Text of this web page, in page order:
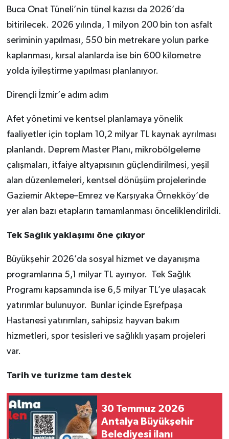
Buca Onat Tüneli’nin tünel kazısı da 2026’da
bitirilecek. 2026 yılında, 1 milyon 200 bin ton asfalt
seriminin yapılması, 550 bin metrekare yolun parke
kaplanması, kırsal alanlarda ise bin 600 kilometre
yolda iyileştirme yapılması planlanıyor.
Dirençli İzmir’e adım adım
Afet yönetimi ve kentsel planlamaya yönelik
faaliyetler için toplam 10,2 milyar TL kaynak ayrılması
planlandı. Deprem Master Planı, mikrobölgeleme
çalışmaları, itfaiye altyapısının güçlendirilmesi, yeşil
alan düzenlemeleri, kentsel dönüşüm projelerinde
Gaziemir Aktepe–Emrez ve Karşıyaka Örnekköy’de
yer alan bazı etapların tamamlanması önceliklendirildi.
Tek Sağlık yaklaşımı öne çıkıyor
Büyükşehir 2026’da sosyal hizmet ve dayanışma
programlarına 5,1 milyar TL ayırıyor. Tek Sağlık
Programı kapsamında ise 6,5 milyar TL’ye ulaşacak
yatırımlar bulunuyor. Bunlar içinde Eşrefpaşa
Hastanesi yatırımları, sahipsiz hayvan bakım
hizmetleri, spor tesisleri ve sağlıklı yaşam projeleri
var.
Tarih ve turizme tam destek
30 Temmuz 2026
Antalya Büyükşehir
Belediyesi ilanı